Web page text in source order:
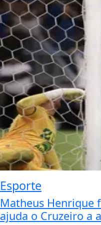
Esporte
Matheus Henrique
ajuda o Cruzeiro a